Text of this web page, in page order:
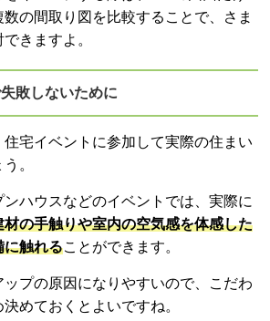
の間取り図を比較することで、さま
きますよ。
敗しないために
宅イベントに参加して実際の住まい
。
ハウスなどのイベントでは、実際に
材の手触りや室内の空気感を体感した
に触れることができます。
プの原因になりやすいので、こだわ
めておくとよいですね。